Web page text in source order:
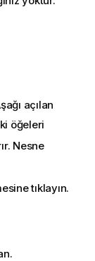
açılan
öğeleri
Nesne
tıklayın.